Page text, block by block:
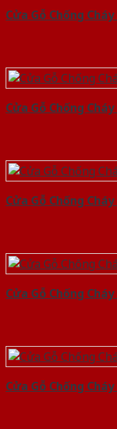
Cửa Gỗ Chống
Cửa Gỗ Chống
Cửa Gỗ Chống
Cửa Gỗ Chống
Cửa Gỗ Chống